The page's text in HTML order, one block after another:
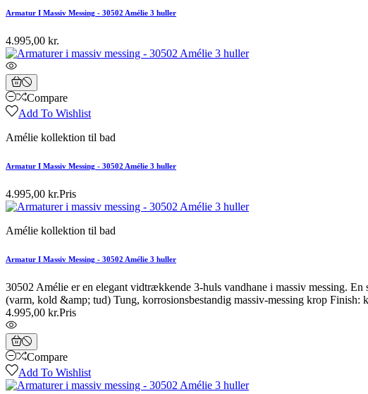
Armatur I Massiv Messing - 30502 Amélie 3 huller
4.995,00 kr.
Compare
Add To Wishlist
Amélie kollektion til bad
Armatur I Massiv Messing - 30502 Amélie 3 huller
4.995,00 kr.Pris
Amélie kollektion til bad
Armatur I Massiv Messing - 30502 Amélie 3 huller
30502 Amélie er en elegant vidtrækkende 3-huls vandhane i massiv messing.
(varm, kold &amp; tud) Tung, korrosionsbestandig massiv-messing krop Finish:
4.995,00 kr.Pris
Compare
Add To Wishlist